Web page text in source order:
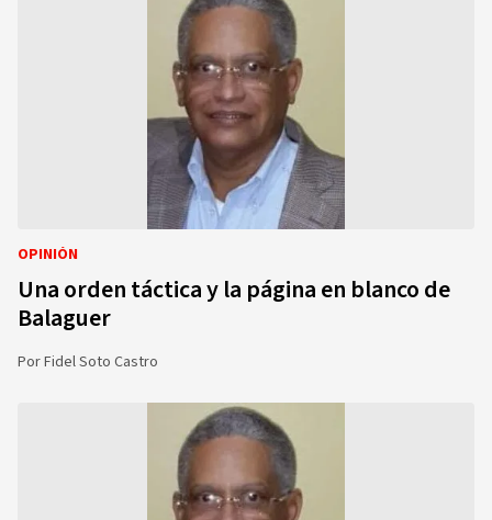
OPINIÓN
Una orden táctica y la página en blanco de
Balaguer
PorFidel Soto Castro